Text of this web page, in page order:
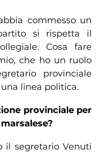
commesso un
si rispetta il
Cosa fare
che ho un ruolo
provinciale
linea politica.
provinciale per
il segretario Venuti